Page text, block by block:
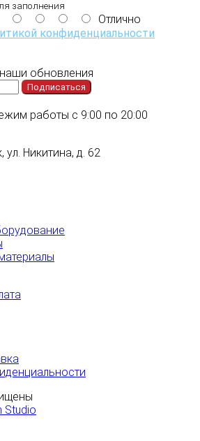
заполнения
Отлично
конфиденциальности
обновления
Подписаться
работы с 9:00 по 20:00
ул. Никитина, д. 62
Studio